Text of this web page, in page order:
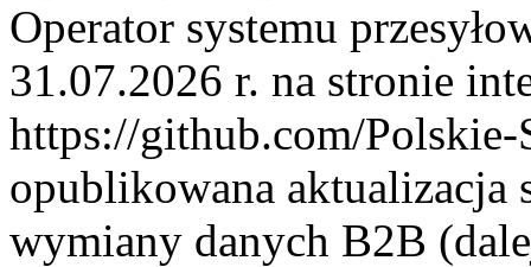
Operator systemu
31.07.2026 r. na stronie
https://github.com/Polskie-
opublikowana aktualizacja
wymiany danych B2B